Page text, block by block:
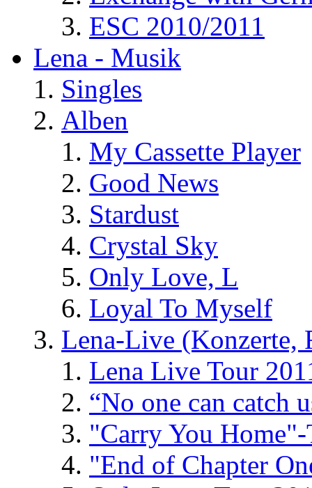
ESC 2010/2011
Lena - Musik
Singles
Alben
My Cassette Player
Good News
Stardust
Crystal Sky
Only Love, L
Loyal To Myself
Lena-Live (Konzerte,
Lena Live Tour
“No one can catch
"Carry You
"End of Chapter